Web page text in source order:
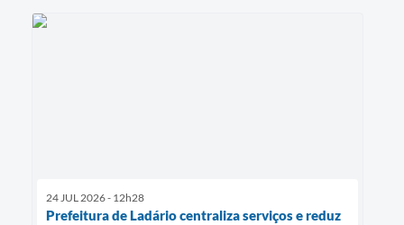
24 JUL 2026 - 12h28
Prefeitura de Ladário centraliza serviços e reduz